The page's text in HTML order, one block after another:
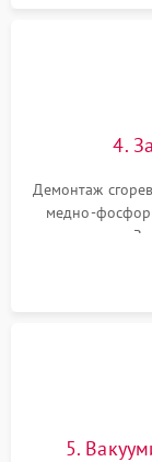
4.
Демонтаж
медно-
осушителя.
сломанных
5.